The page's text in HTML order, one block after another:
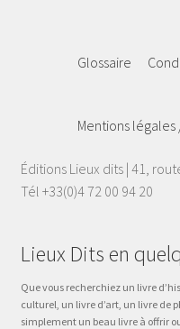
Glossaire
Mentions
Éditions Lieux dits | 41,
Tél +33(0)4 72 00 94 20
Lieux Dits en
Que vous recherchiez un livre
culturel, un livre d’art, un livre de
simplement un beau livre à offrir